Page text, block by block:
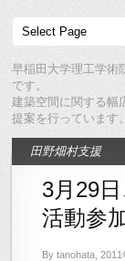
早稲田大学理工学術
です。
建築空間に関する幅
提案を行っています。
田野畑村支援
3月29
活動参
By tanohata, 2011